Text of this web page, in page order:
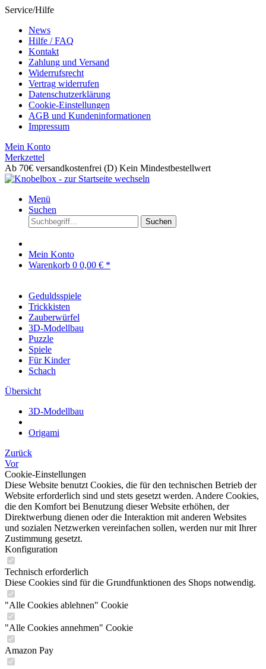
Service/Hilfe
News
Hilfe / FAQ
Kontakt
Zahlung und Versand
Widerrufsrecht
Vertrag widerrufen
Datenschutzerklärung
Cookie-Einstellungen
AGB und Kundeninformationen
Impressum
Mein Konto
Merkzettel
Ab 70€ versandkostenfrei (D) Kein Mindestbestellwert
Menü
Suchen
Suchen
Mein Konto
Warenkorb 0 0,00 € *
Geduldsspiele
Trickkisten
Zauberwürfel
3D-Modellbau
Puzzle
Spiele
Für Kinder
Schach
Übersicht
3D-Modellbau
Origami
Zurück
Vor
Cookie-Einstellungen
Diese Website benutzt Cookies, die für den technischen Betrieb der
Website erforderlich sind und stets gesetzt werden. Andere Cookies,
die den Komfort bei Benutzung dieser Website erhöhen, der
Direktwerbung dienen oder die Interaktion mit anderen Websites
und sozialen Netzwerken vereinfachen sollen, werden nur mit Ihrer
Zustimmung gesetzt.
Konfiguration
Technisch erforderlich
Diese Cookies sind für die Grundfunktionen des Shops notwendig.
"Alle Cookies ablehnen" Cookie
"Alle Cookies annehmen" Cookie
Amazon Pay